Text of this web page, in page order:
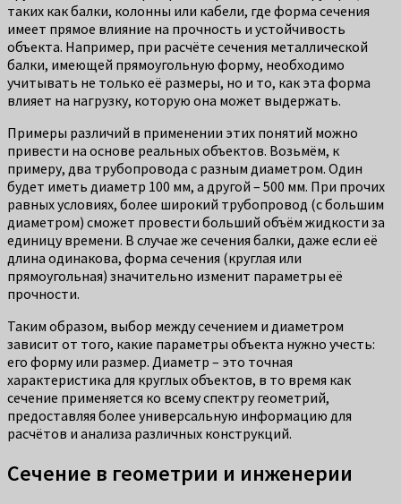
таких как балки, колонны или кабели, где форма сечения
имеет прямое влияние на прочность и устойчивость
объекта. Например, при расчёте сечения металлической
балки, имеющей прямоугольную форму, необходимо
учитывать не только её размеры, но и то, как эта форма
влияет на нагрузку, которую она может выдержать.
Примеры различий в применении этих понятий можно
привести на основе реальных объектов. Возьмём, к
примеру, два трубопровода с разным диаметром. Один
будет иметь диаметр 100 мм, а другой – 500 мм. При прочих
равных условиях, более широкий трубопровод (с большим
диаметром) сможет провести больший объём жидкости за
единицу времени. В случае же сечения балки, даже если её
длина одинакова, форма сечения (круглая или
прямоугольная) значительно изменит параметры её
прочности.
Таким образом, выбор между сечением и диаметром
зависит от того, какие параметры объекта нужно учесть:
его форму или размер. Диаметр – это точная
характеристика для круглых объектов, в то время как
сечение применяется ко всему спектру геометрий,
предоставляя более универсальную информацию для
расчётов и анализа различных конструкций.
Сечение в геометрии и инженерии